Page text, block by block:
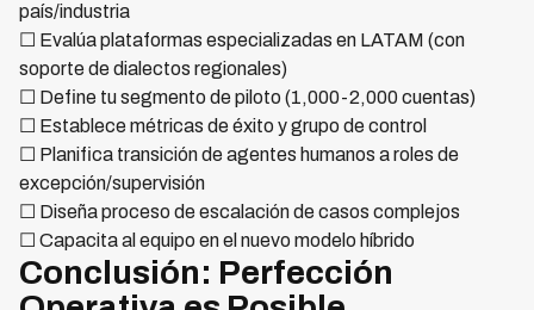
país/industria
☐ Evalúa plataformas especializadas en LATAM (con
soporte de dialectos regionales)
☐ Define tu segmento de piloto (1,000-2,000 cuentas)
☐ Establece métricas de éxito y grupo de control
☐ Planifica transición de agentes humanos a roles de
excepción/supervisión
☐ Diseña proceso de escalación de casos complejos
☐ Capacita al equipo en el nuevo modelo híbrido
Conclusión: Perfección